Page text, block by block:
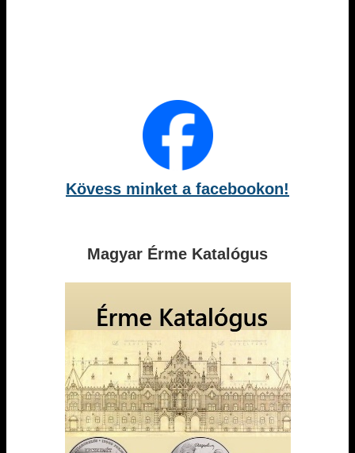
Kövess minket a facebookon!
Magyar Érme Katalógus